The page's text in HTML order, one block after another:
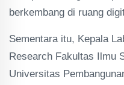
berkembang di ruang
Sementara itu, Kepala
Research Fakultas Ilmu
Universitas